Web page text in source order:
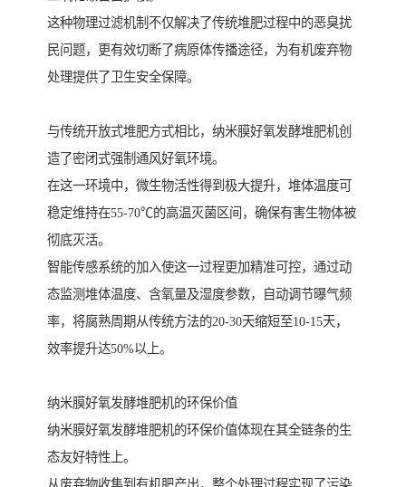
这种物理过滤机制不仅解决了传统堆肥过程中的恶臭扰
民问题，更有效切断了病原体传播途径，为有机废弃物
处理提供了卫生安全保障。
与传统开放式堆肥方式相比，纳米膜好氧发酵堆肥机创
造了密闭式强制通风好氧环境。
在这一环境中，微生物活性得到极大提升，堆体温度可
稳定维持在55-70℃的高温灭菌区间，确保有害生物体被
彻底灭活。
智能传感系统的加入使这一过程更加精准可控，通过动
态监测堆体温度、含氧量及湿度参数，自动调节曝气频
率，将腐熟周期从传统方法的20-30天缩短至10-15天，
效率提升达50%以上。
纳米膜好氧发酵堆肥机的环保价值
纳米膜好氧发酵堆肥机的环保价值体现在其全链条的生
态友好特性上。